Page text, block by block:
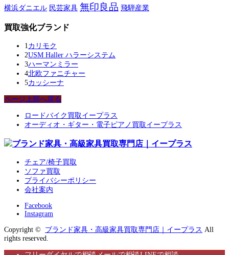
横浜ダニエル 民芸家具 無印良品 飛騨産業
買取強化ブランド
1カリモク
2USM Haller ハラーシステム
3ハーマンミラー
4北欧ファニチャー
5カッシーナ
ページ上部へ戻る
ロードバイク買取イープラス
オーディオ・ギター・電子ピアノ買取イープラス
チェア/椅子買取
ソファ買取
プライバシーポリシー
会社案内
Facebook
Instagram
Copyright © ブランド家具・高級家具買取専門店｜イープラス All
rights reserved.